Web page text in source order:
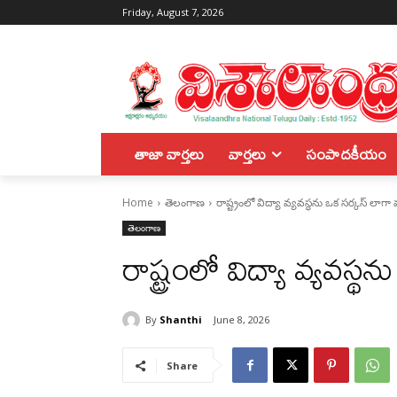
Friday, August 7, 2026
తాజా వార్తలు వార్తలు సంపాదకీయం
Home తెలంగాణ రాష్ట్రంలో విద్యా వ్యవస్థను ఒక సర్కస్
తెలంగాణ
రాష్ట్రంలో విద్యా
By Shanthi June 8, 2026
Share